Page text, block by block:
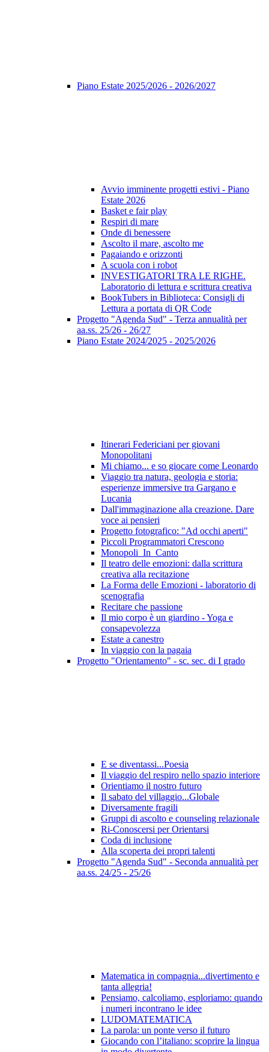
Piano Estate 2025/2026 - 2026/2027
Avvio imminente progetti estivi - Piano
Estate 2026
Basket e fair play
Respiri di mare
Onde di benessere
Ascolto il mare, ascolto me
Pagaiando e orizzonti
A scuola con i robot
INVESTIGATORI TRA LE RIGHE.
Laboratorio di lettura e scrittura creativa
BookTubers in Biblioteca: Consigli di
Lettura a portata di QR Code
Progetto "Agenda Sud" - Terza annualità per
aa.ss. 25/26 - 26/27
Piano Estate 2024/2025 - 2025/2026
Itinerari Federiciani per giovani
Monopolitani
Mi chiamo... e so giocare come Leonardo
Viaggio tra natura, geologia e storia:
esperienze immersive tra Gargano e
Lucania
Dall'immaginazione alla creazione. Dare
voce ai pensieri
Progetto fotografico: "Ad occhi aperti"
Piccoli Programmatori Crescono
Monopoli_In_Canto
Il teatro delle emozioni: dalla scrittura
creativa alla recitazione
La Forma delle Emozioni - laboratorio di
scenografia
Recitare che passione
Il mio corpo è un giardino - Yoga e
consapevolezza
Estate a canestro
In viaggio con la pagaia
Progetto "Orientamento" - sc. sec. di I grado
E se diventassi...Poesia
Il viaggio del respiro nello spazio interiore
Orientiamo il nostro futuro
Il sabato del villaggio...Globale
Diversamente fragili
Gruppi di ascolto e counseling relazionale
Ri-Conoscersi per Orientarsi
Coda di inclusione
Alla scoperta dei propri talenti
Progetto "Agenda Sud" - Seconda annualità per
aa.ss. 24/25 - 25/26
Matematica in compagnia...divertimento e
tanta allegria!
Pensiamo, calcoliamo, esploriamo: quando
i numeri incontrano le idee
LUDOMATEMATICA
La parola: un ponte verso il futuro
Giocando con l’italiano: scoprire la lingua